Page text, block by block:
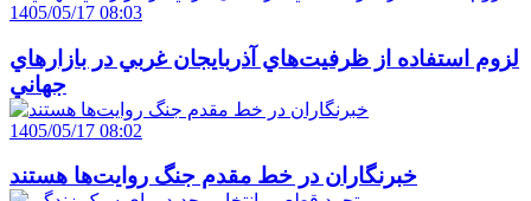
1405/05/17 08:03
لزوم استفاده از ظرفيت‌هاي آذربايجان غربي در بازارهاي
جهاني
1405/05/17 08:02
خبرنگاران در خط مقدم جنگ روايت‌ها هستند